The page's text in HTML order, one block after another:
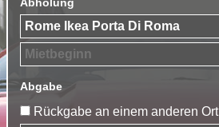
Abgabe
Rückgabe an einem anderen Ort